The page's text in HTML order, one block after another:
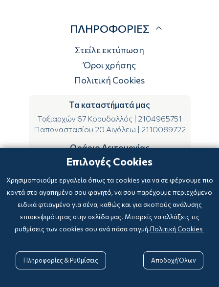
Τρόποι αποστολής
Τρόποι πληρωμής
Επιστροφές
ΠΛΗΡΟΦΟΡΙΕΣ
Στείλε εκτύπωση
Όροι χρήσης
Πολιτική Cookies
Τα καταστήματά μας
Ταξιαρχών 67 Κορυδαλλός
2104965751
Παπαναστασίου 20 Αιγάλεω
2110089722
Ωράριο Λειτουργίας
ΔΕ-ΤΕ-ΣΑ 09:00-15:00
Επιλογές Cookies
Χρησιμοποιούμε εργαλεία όπως τα cookies για να σε φέρνουμε πιο
κοντά στο αγαπημένο σου φαγητό, να σου παρέχουμε περιεχόμενο
ειδικά φτιαγμένο για σένα, καθώς και για σκοπούς ανάλυσης
επισκεψιμότητας στην σελίδα μας. Μπορείς να αλλάξεις τις
ρυθμίσεις των cookies σου ανά πάσα στιγμή.Πολιτική Cookies
Πληροφορίες & Ρυθμίσεις Αποδοχή Όλων